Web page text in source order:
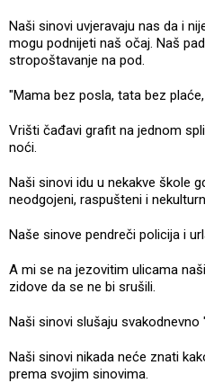
Naši sinovi uvjeravaju nas da i
mogu podnijeti naš očaj. Naš
stropoštavanje na pod.
"Mama bez posla, tata bez
Vrišti čađavi grafit na jednom
noći.
Naši sinovi idu u nekakve škole
neodgojeni, raspušteni i
Naše sinove pendreči policija i
A mi se na jezovitim ulicama
zidove da se ne bi srušili.
Naši sinovi slušaju svakodnevno
Naši sinovi nikada neće znati
prema svojim sinovima.